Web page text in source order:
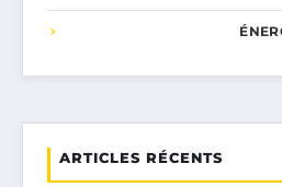
ARTICLES RÉCENTS